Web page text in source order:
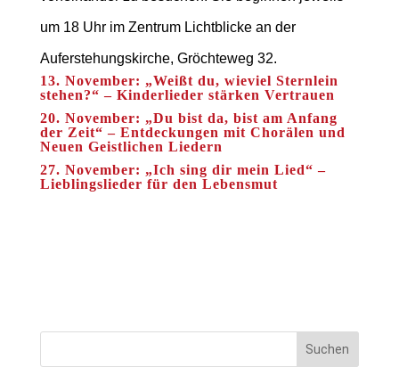
um 18 Uhr im Zentrum Lichtblicke an der
Auferstehungskirche, Gröchteweg 32.
13. November: „Weißt du, wieviel Sternlein
stehen?“ – Kinderlieder stärken Vertrauen
20. November: „Du bist da, bist am Anfang
der Zeit“ – Entdeckungen mit Chorälen und
Neuen Geistlichen Liedern
27. November: „Ich sing dir mein Lied“ –
Lieblingslieder für den Lebensmut